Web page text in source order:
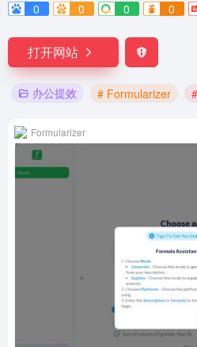
0
0 0 0
打开网站
办公提效 # Formularizer
Formularizer